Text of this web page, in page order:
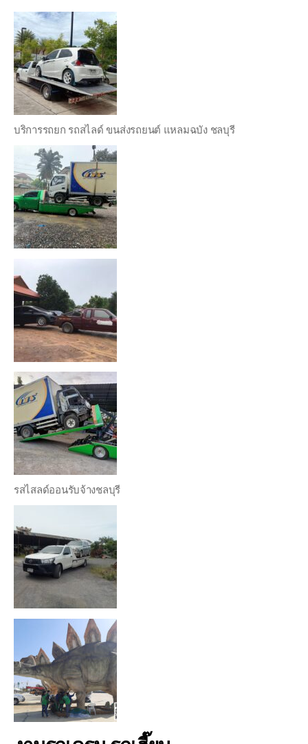
บริการรถยก รถสไลด์ ขนส่งรถยนต์ แหลมฉบัง ชลบุรี
รสไสลด์ออนรับจ้างชลบุรี